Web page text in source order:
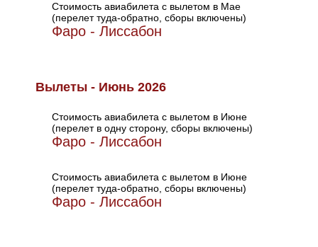
Стоимость авиабилета с вылетом в Мае
(перелет туда-обратно, сборы включены)
Фаро - Лиссабон
Вылеты - Июнь 2026
Стоимость авиабилета с вылетом в Июне
(перелет в одну сторону, сборы включены)
Фаро - Лиссабон
Стоимость авиабилета с вылетом в Июне
(перелет туда-обратно, сборы включены)
Фаро - Лиссабон